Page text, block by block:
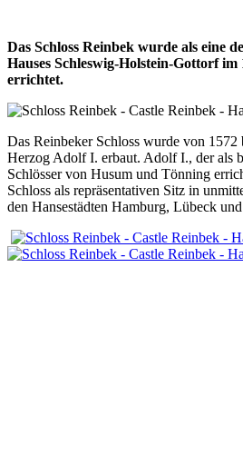
Das Schloss Reinbek wurde als eine
Hauses Schleswig-Holstein-Gottorf
errichtet.
Das Reinbeker Schloss wurde von
Herzog Adolf I. erbaut. Adolf I., der als
Schlösser von Husum und Tönning
Schloss als repräsentativen Sitz in
den Hansestädten Hamburg, Lübeck